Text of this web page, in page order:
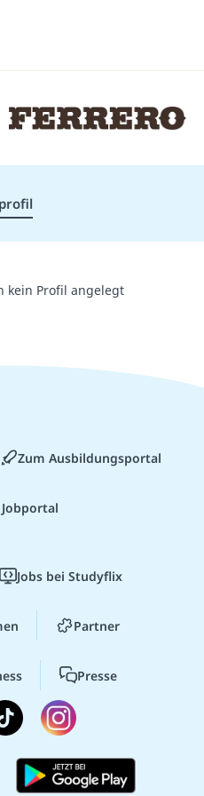
kein Profil angelegt
Zum Ausbildungsportal
Jobs bei Studyflix
Partner
Presse